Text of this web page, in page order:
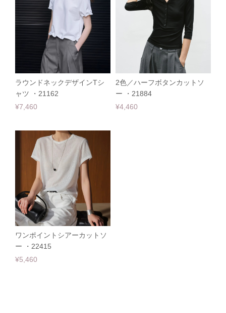
ラウンドネックデザインTシ
ャツ ・21162
¥7,460
2色／ハーフボタンカットソ
ー ・21884
¥4,460
ワンポイントシアーカットソ
ー ・22415
¥5,460